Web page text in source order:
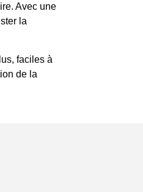
Avec une
la
faciles à
de la